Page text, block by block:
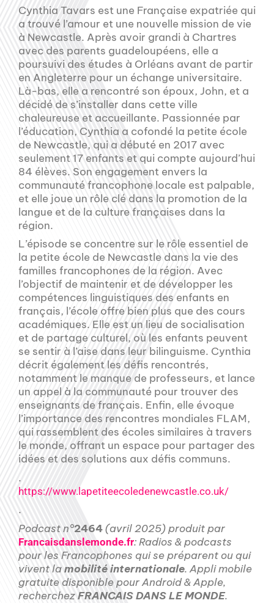
Cynthia Tavars est une Française expatriée qui
a trouvé l’amour et une nouvelle mission de vie
à Newcastle. Après avoir grandi à Chartres
avec des parents guadeloupéens, elle a
poursuivi des études à Orléans avant de partir
en Angleterre pour un échange universitaire.
Là-bas, elle a rencontré son époux, John, et a
décidé de s’installer dans cette ville
chaleureuse et accueillante. Passionnée par
l’éducation, Cynthia a cofondé la petite école
de Newcastle, qui a débuté en 2017 avec
seulement 17 enfants et qui compte aujourd’hui
84 élèves. Son engagement envers la
communauté francophone locale est palpable,
et elle joue un rôle clé dans la promotion de la
langue et de la culture françaises dans la
région.
L’épisode se concentre sur le rôle essentiel de
la petite école de Newcastle dans la vie des
familles francophones de la région. Avec
l’objectif de maintenir et de développer les
compétences linguistiques des enfants en
français, l’école offre bien plus que des cours
académiques. Elle est un lieu de socialisation
et de partage culturel, où les enfants peuvent
se sentir à l’aise dans leur bilinguisme. Cynthia
décrit également les défis rencontrés,
notamment le manque de professeurs, et lance
un appel à la communauté pour trouver des
enseignants de français. Enfin, elle évoque
l’importance des rencontres mondiales FLAM,
qui rassemblent des écoles similaires à travers
le monde, offrant un espace pour partager des
idées et des solutions aux défis communs.
.
https://www.lapetiteecoledenewcastle.co.uk/
.
Podcast n°2464(avril 2025) produit par
Francaisdanslemonde.fr: Radios & podcasts
pour les Francophones qui se préparent ou qui
vivent lamobilité internationale. Appli mobile
gratuite disponible pour Android & Apple,
recherchezFRANCAIS DANS LE MONDE.